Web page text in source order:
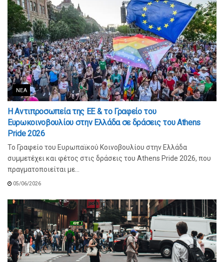
ΝΈΑ
Η Αντιπροσωπεία της ΕΕ & το Γραφείο του
Ευρωκοινοβουλίου στην Ελλάδα σε δράσεις του Athens
Pride 2026
Το Γραφείο του Ευρωπαϊκού Κοινοβουλίου στην Ελλάδα
συμμετέχει και φέτος στις δράσεις του Athens Pride 2026, που
πραγματοποιείται με...
05/06/2026